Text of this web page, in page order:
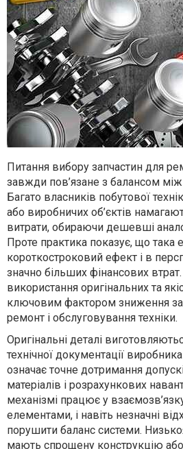
Питання вибору запчастин для
завжди пов’язане з балансом
Багато власників побутової
або виробничих об’єктів
витрати, обираючи дешевші
Проте практика показує, що така
короткостроковий ефект і в
значно більших фінансових
використання оригінальних та
ключовим фактором зниження
ремонт і обслуговування техніки.
Оригінальні деталі
технічної документації
означає точне дотримання
матеріалів і розрахункових
механізмі працює у
елементами, і навіть незначні
порушити баланс системи.
мають спрощену конструкцію